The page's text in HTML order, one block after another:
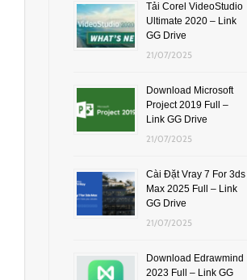
Tải Corel VideoStudio
Ultimate 2020 – Link
GG Drive
21/07/2025
Download Microsoft
Project 2019 Full –
Link GG Drive
21/07/2025
Cài Đặt Vray 7 For 3ds
Max 2025 Full – Link
GG Drive
21/07/2025
Download Edrawmind
2023 Full – Link GG